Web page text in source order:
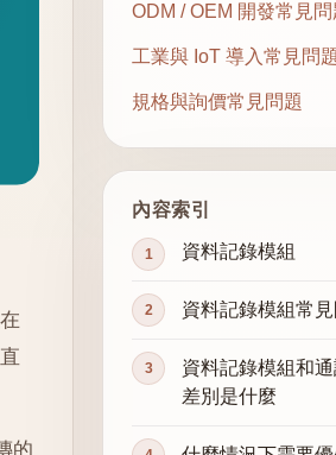
的
ODM / OEM 開發常見問
工業與 IoT 導入常見問題
規格與詢價常見問題
內容索引
資料記錄模組
資料記錄模組常見
資料記錄模組和
差別是什麼